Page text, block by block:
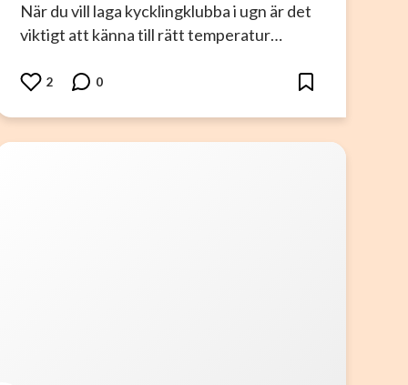
När du vill laga kycklingklubba i ugn är det
viktigt att känna till rätt temperatur…
2 0